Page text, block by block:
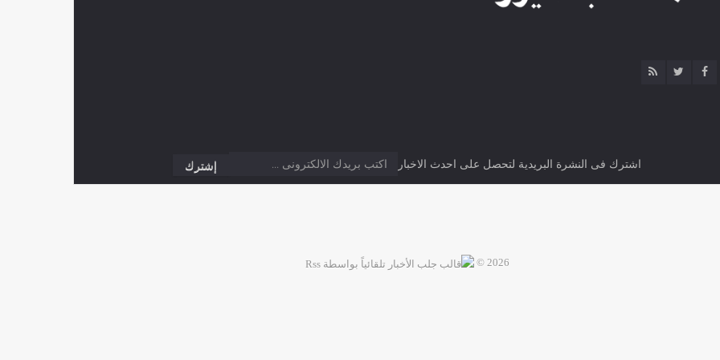
اشترك فى النشرة البريدية لتحصل على احدث الاخبار
2026 ©